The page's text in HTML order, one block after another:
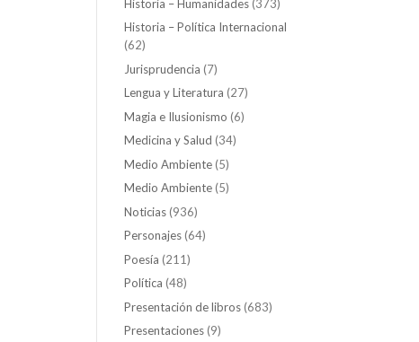
Historia – Humanidades (373)
Historia – Política Internacional
(62)
Jurisprudencia (7)
Lengua y Literatura (27)
Magia e Ilusionismo (6)
Medicina y Salud (34)
Medio Ambiente (5)
Medio Ambiente (5)
Noticias (936)
Personajes (64)
Poesía (211)
Política (48)
Presentación de libros (683)
Presentaciones (9)